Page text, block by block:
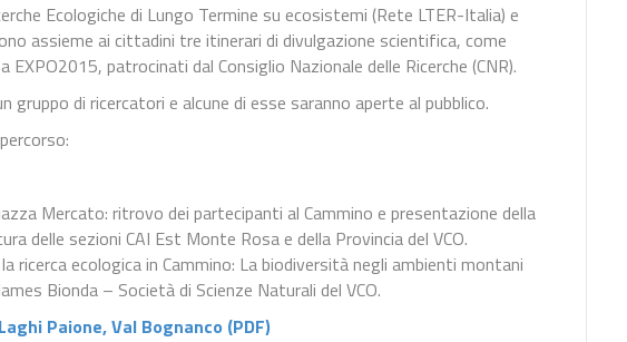
Ecologiche di Lungo Termine su ecosistemi (Rete LTER-Italia) e
assieme ai cittadini tre itinerari di divulgazione scientifica, come
EXPO2015, patrocinati dal Consiglio Nazionale delle Ricerche (CNR).
di ricercatori e alcune di esse saranno aperte al pubblico.
Mercato: ritrovo dei partecipanti al Cammino e presentazione della
delle sezioni CAI Est Monte Rosa e della Provincia del VCO.
ricerca ecologica in Cammino: La biodiversità negli ambienti montani
Bionda – Società di Scienze Naturali del VCO.
Paione, Val Bognanco (PDF)